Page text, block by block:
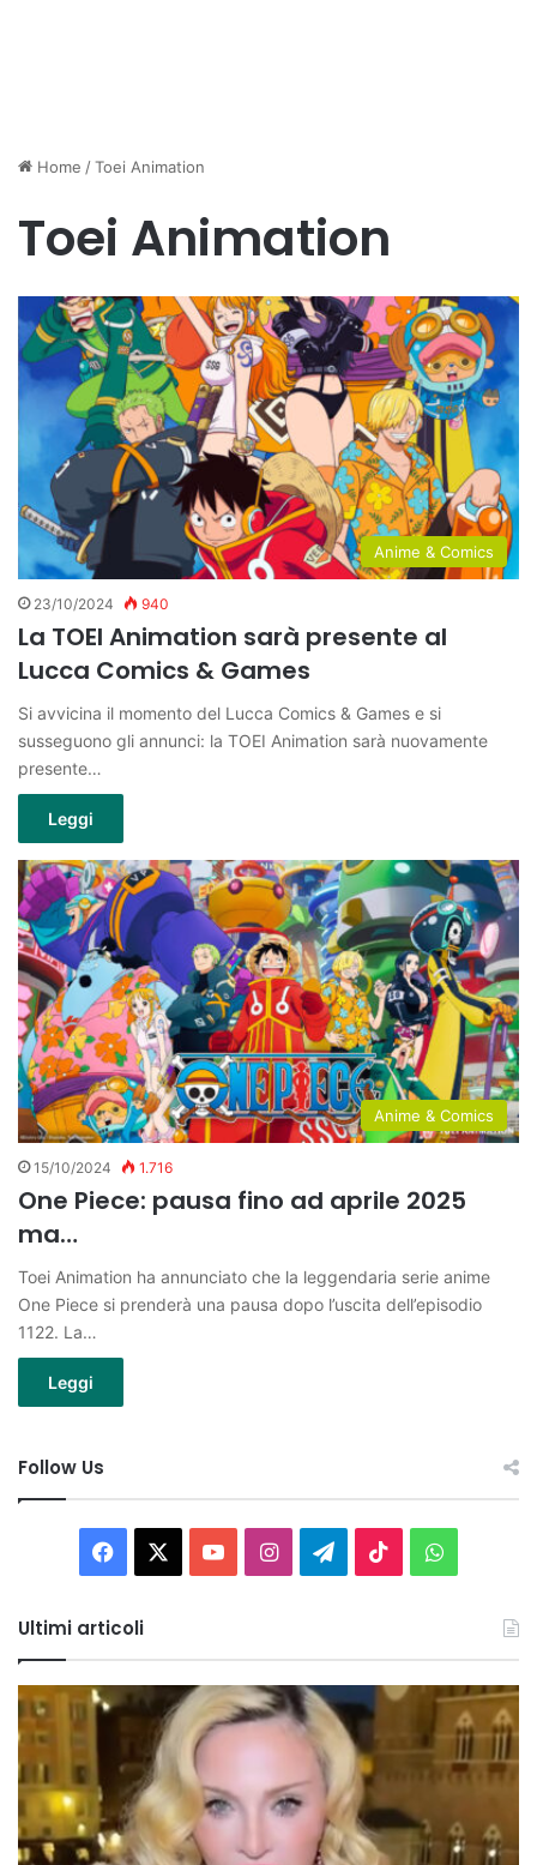
Home /Toei Animation
Toei Animation
Anime & Comics
23/10/2024 940
La TOEI Animation sarà presente al
Lucca Comics & Games
Si avvicina il momento del Lucca Comics & Games e si
susseguono gli annunci: la TOEI Animation sarà nuovamente
presente…
Leggi
Anime & Comics
15/10/2024 1.716
One Piece: pausa fino ad aprile 2025
ma…
Toei Animation ha annunciato che la leggendaria serie anime
One Piece si prenderà una pausa dopo l’uscita dell’episodio
1122. La…
Leggi
Follow Us
Facebook You InstagramTelegram
TikTok
Ultimi articoli